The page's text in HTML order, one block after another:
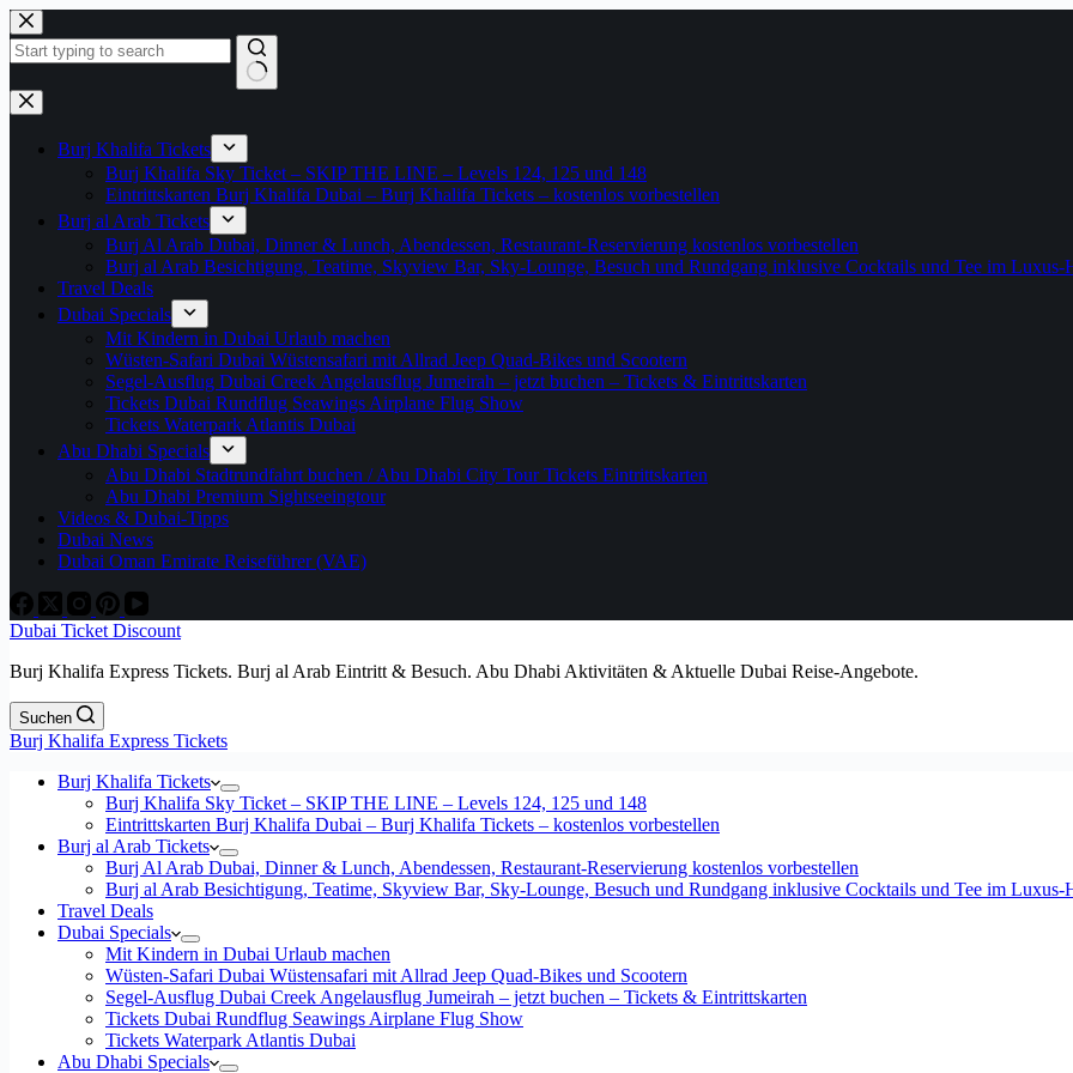
Zum
Inhalt
springen
Keine
Ergebnisse
Burj Khalifa Tickets
Burj Khalifa Sky Ticket – SKIP THE LINE – Levels 124, 125 und 148
Eintrittskarten Burj Khalifa Dubai – Burj Khalifa Tickets – kostenlos vorbestellen
Burj al Arab Tickets
Burj Al Arab Dubai, Dinner & Lunch, Abendessen, Restaurant-Reservierung kostenlos vorbestellen
Burj al Arab Besichtigung, Teatime, Skyview Bar, Sky-Lounge, Besuch und Rundgang inklusive Cocktails und Tee im Luxus-
Travel Deals
Dubai Specials
Mit Kindern in Dubai Urlaub machen
Wüsten-Safari Dubai Wüstensafari mit Allrad Jeep Quad-Bikes und Scootern
Segel-Ausflug Dubai Creek Angelausflug Jumeirah – jetzt buchen – Tickets & Eintrittskarten
Tickets Dubai Rundflug Seawings Airplane Flug Show
Tickets Waterpark Atlantis Dubai
Abu Dhabi Specials
Abu Dhabi Stadtrundfahrt buchen / Abu Dhabi City Tour Tickets Eintrittskarten
Abu Dhabi Premium Sightseeingtour
Videos & Dubai-Tipps
Dubai News
Dubai Oman Emirate Reiseführer (VAE)
Dubai Ticket Discount
Burj Khalifa Express Tickets. Burj al Arab Eintritt & Besuch. Abu Dhabi Aktivitäten & Aktuelle Dubai Reise-Angebote.
Suchen
Burj Khalifa Express Tickets
Burj Khalifa Tickets
Burj Khalifa Sky Ticket – SKIP THE LINE – Levels 124, 125 und 148
Eintrittskarten Burj Khalifa Dubai – Burj Khalifa Tickets – kostenlos vorbestellen
Burj al Arab Tickets
Burj Al Arab Dubai, Dinner & Lunch, Abendessen, Restaurant-Reservierung kostenlos vorbestellen
Burj al Arab Besichtigung, Teatime, Skyview Bar, Sky-Lounge, Besuch und Rundgang inklusive Cocktails und Tee im Luxus-
Travel Deals
Dubai Specials
Mit Kindern in Dubai Urlaub machen
Wüsten-Safari Dubai Wüstensafari mit Allrad Jeep Quad-Bikes und Scootern
Segel-Ausflug Dubai Creek Angelausflug Jumeirah – jetzt buchen – Tickets & Eintrittskarten
Tickets Dubai Rundflug Seawings Airplane Flug Show
Tickets Waterpark Atlantis Dubai
Abu Dhabi Specials